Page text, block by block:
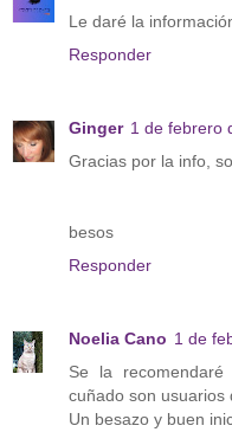
Le daré la
Responder
Ginger 1 de febrero
Gracias por la info,
besos
Responder
Noelia Cano 1 de
Se la
cuñado son usuarios
Un besazo y buen